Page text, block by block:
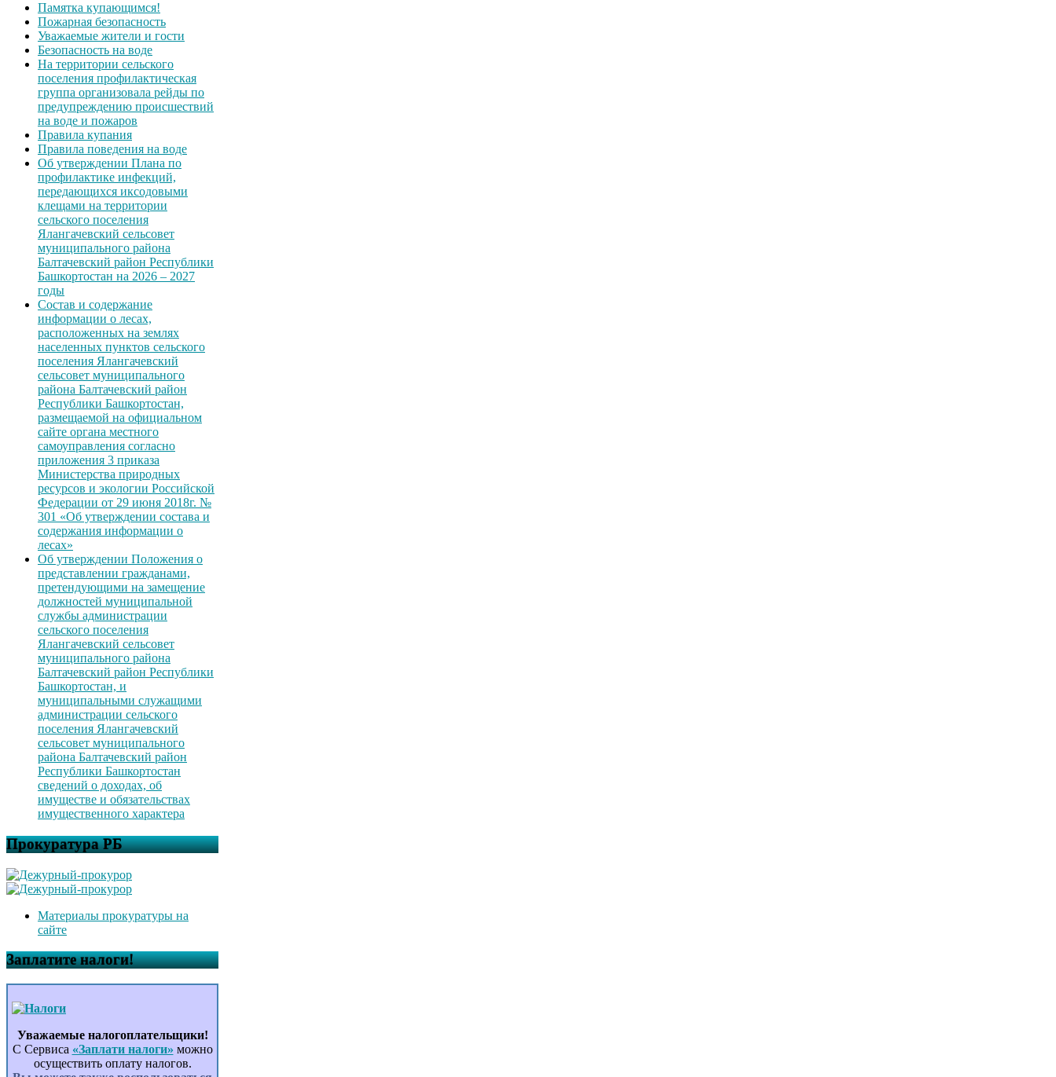
Памятка купающимся!
Пожарная безопасность
Уважаемые жители и гости
Безопасность на воде
На территории сельского
поселения профилактическая
группа организовала рейды по
предупреждению происшествий
на воде и пожаров
Правила купания
Правила поведения на воде
Об утверждении Плана по
профилактике инфекций,
передающихся иксодовыми
клещами на территории
сельского поселения
Ялангачевский сельсовет
муниципального района
Балтачевский район Республики
Башкортостан на 2026 – 2027
годы
Состав и содержание
информации о лесах,
расположенных на землях
населенных пунктов сельского
поселения Ялангачевский
сельсовет муниципального
района Балтачевский район
Республики Башкортостан,
размещаемой на официальном
сайте органа местного
самоуправления согласно
приложения 3 приказа
Министерства природных
ресурсов и экологии Российской
Федерации от 29 июня 2018г. №
301 «Об утверждении состава и
содержания информации о
лесах»
Об утверждении Положения о
представлении гражданами,
претендующими на замещение
должностей муниципальной
службы администрации
сельского поселения
Ялангачевский сельсовет
муниципального района
Балтачевский район Республики
Башкортостан, и
муниципальными служащими
администрации сельского
поселения Ялангачевский
сельсовет муниципального
района Балтачевский район
Республики Башкортостан
сведений о доходах, об
имуществе и обязательствах
имущественного характера
Прокуратура РБ
Материалы прокуратуры на
сайте
Заплатите налоги!
Уважаемые налогоплательщики!
С Сервиса «Заплати налоги» можно
осуществить оплату налогов.